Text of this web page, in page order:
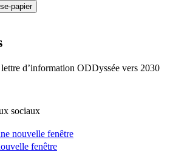
papier
d’information ODDyssée vers 2030
sociaux
nouvelle fenêtre
fenêtre